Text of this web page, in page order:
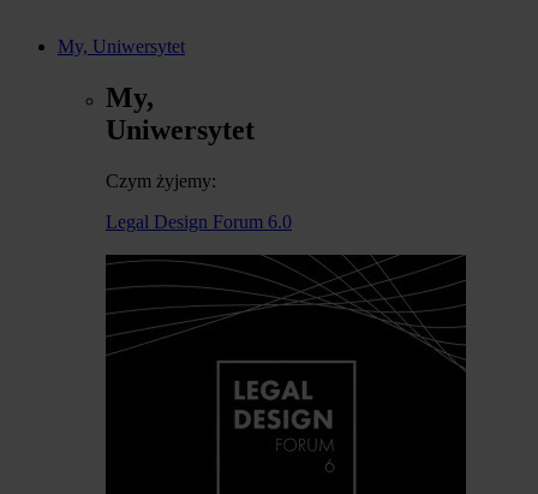
My, Uniwersytet
My,
Uniwersytet
Czym żyjemy:
Legal Design Forum 6.0